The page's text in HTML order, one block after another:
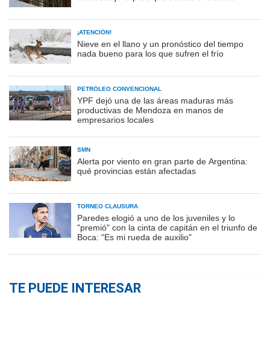
¡ATENCIÓN!
Nieve en el llano y un pronóstico del tiempo
nada bueno para los que sufren el frío
PETRÓLEO CONVENCIONAL
YPF dejó una de las áreas maduras más
productivas de Mendoza en manos de
empresarios locales
SMN
Alerta por viento en gran parte de Argentina:
qué provincias están afectadas
TORNEO CLAUSURA
Paredes elogió a uno de los juveniles y lo
"premió" con la cinta de capitán en el triunfo de
Boca: "Es mi rueda de auxilio"
TE PUEDE INTERESAR